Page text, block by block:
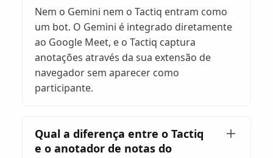
Nem o Gemini nem o Tactiq entram como
um bot. O Gemini é integrado diretamente
ao Google Meet, e o Tactiq captura
anotações através da sua extensão de
navegador sem aparecer como
participante.
Qual a diferença entre o Tactiq
e o anotador de notas do